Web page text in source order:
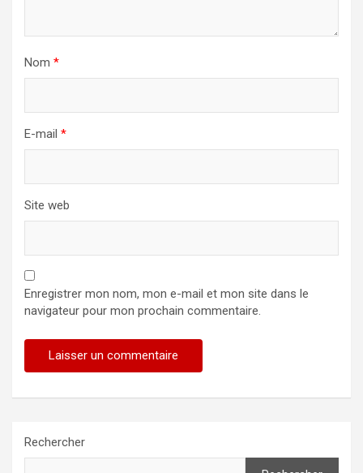
Nom *
E-mail *
Site web
Enregistrer mon nom, mon e-mail et mon site dans le
navigateur pour mon prochain commentaire.
Rechercher